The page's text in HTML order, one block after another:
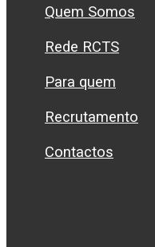
Quem Somos
Rede RCTS
Para quem
Recrutamento
Contactos